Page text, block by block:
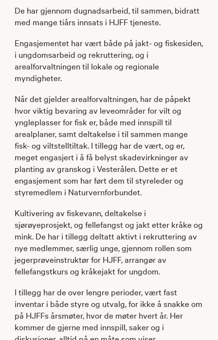
De har gjennom dugnadsarbeid, til sammen, bidratt
med mange tiårs innsats i HJFF tjeneste.
Engasjementet har vært både på jakt- og fiskesiden,
i ungdomsarbeid og rekruttering, og i
arealforvaltningen til lokale og regionale
myndigheter.
Når det gjelder arealforvaltningen, har de påpekt
hvor viktig bevaring av leveområder for vilt og
yngleplasser for fisk er, både med innspill til
arealplaner, samt deltakelse i til sammen mange
fisk- og viltstelltiltak. I tillegg har de vært, og er,
meget engasjert i å få belyst skadevirkninger av
planting av granskog i Vesterålen. Dette er et
engasjement som har ført dem til styreleder og
styremedlem i Naturvernforbundet.
Kultivering av fiskevann, deltakelse i
sjørøyeprosjekt, og fellefangst og jakt etter kråke og
mink. De har i tillegg deltatt aktivt i rekruttering av
nye medlemmer, særlig unge, gjennom rollen som
jegerprøveinstruktør for HJFF, arrangør av
fellefangstkurs og kråkejakt for ungdom.
I tillegg har de over lengre perioder, vært fast
inventar i både styre og utvalg, for ikke å snakke om
på HJFFs årsmøter, hvor de møter hvert år. Her
kommer de gjerne med innspill, saker og i